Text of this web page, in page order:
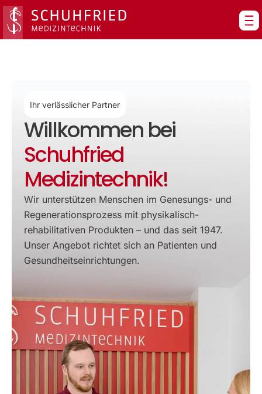
Zum
Inhalt
springen
Ihr verlässlicher Partner
Willkommen bei
Schuhfried
Medizintechnik!
Wir unterstützen Menschen im Genesungs- und
Regenerationsprozess mit physikalisch-
rehabilitativen Produkten – und das seit 1947.
Unser Angebot richtet sich an Patienten und
Gesundheitseinrichtungen.